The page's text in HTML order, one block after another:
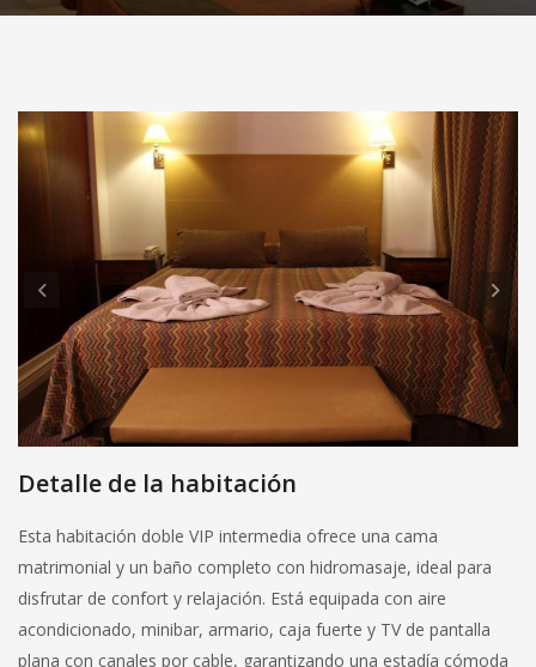
Anterior
Detalle de la habitación
Esta habitación doble VIP intermedia ofrece una cama
matrimonial y un baño completo con hidromasaje, ideal para
disfrutar de confort y relajación. Está equipada con aire
acondicionado, minibar, armario, caja fuerte y TV de pantalla
plana con canales por cable, garantizando una estadía cómoda